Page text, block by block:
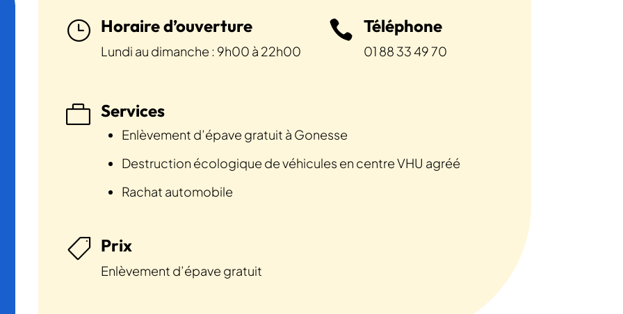
} Horaire d’ouverture
Lundi au dimanche : 9h00 à 22h00
 Téléphone
01 88 33 49 70
 Services
Enlèvement d’épave gratuit à Gonesse
Destruction écologique de véhicules en centre VHU agréé
Rachat automobile
 Prix
Enlèvement d’épave gratuit